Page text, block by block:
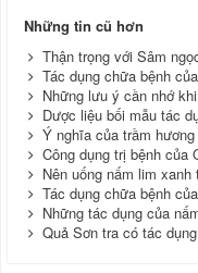
Những tin cũ hơn
Thận trọng với Sâm
Tác dụng chữa bệnh
Những lưu ý cần nhớ
Dược liệu bối mẫu tác
Ý nghĩa của trầm
Công dụng trị bệnh của
Nên uống nấm lim
Tác dụng chữa bệnh
Những tác dụng của
Quả Sơn tra có tác